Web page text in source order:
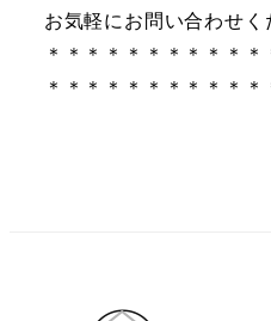
お気軽にお問い合わせく
＊＊＊＊＊＊＊＊＊＊
＊＊＊＊＊＊＊＊＊＊＊